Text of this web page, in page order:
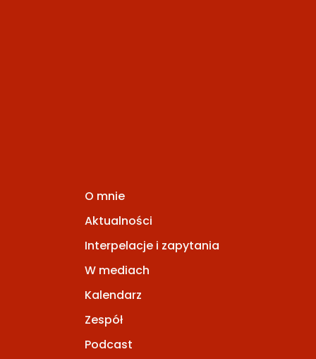
O mnie
Aktualności
Interpelacje i zapytania
W mediach
Kalendarz
Zespół
Podcast